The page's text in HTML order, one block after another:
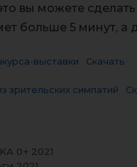
вы можете сделать
больше 5 минут,
выставки Скачать
зрительских симпатий
0+ 2021